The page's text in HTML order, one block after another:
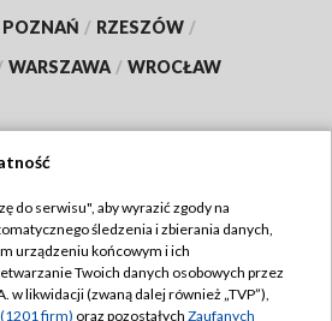
POZNAŃ / RZESZÓW /
WARSZAWA / WROCŁAW
TVP
Regulamin TVP
do serwisu", aby wyrazić zgody na
śledzenia i zbierania danych,
urządzeniu końcowym i ich
Twoich danych osobowych przez
w likwidacji (zwaną dalej również „TVP”),
firm) oraz pozostałych Zaufanych